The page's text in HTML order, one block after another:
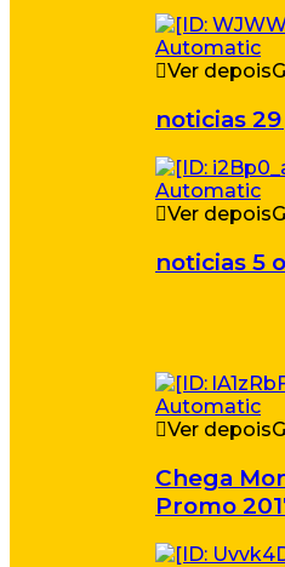
Ver depois
noticias 29
Ver depois
noticias 5
Ver depois
Chega
Promo